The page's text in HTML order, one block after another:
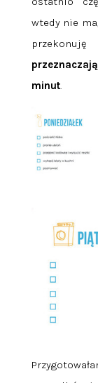
wtedy nie
minut.